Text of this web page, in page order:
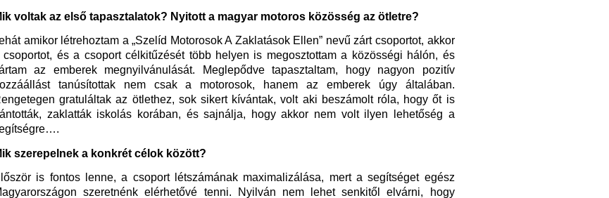
voltak az első tapasztalatok? Nyitott a magyar motoros közösség az ötletre?
amikor létrehoztam a „Szelíd Motorosok A Zaklatások Ellen” nevű zárt csoportot, akkor
csoportot, és a csoport célkitűzését több helyen is megosztottam a közösségi hálón, és
az emberek megnyilvánulását. Meglepődve tapasztaltam, hogy nagyon pozitív
tanúsítottak nem csak a motorosok, hanem az emberek úgy általában.
gratuláltak az ötlethez, sok sikert kívántak, volt aki beszámolt róla, hogy őt is
zaklatták iskolás korában, és sajnálja, hogy akkor nem volt ilyen lehetőség a
szerepelnek a konkrét célok között?
is fontos lenne, a csoport létszámának maximalizálása, mert a segítséget egész
szeretnénk elérhetővé tenni. Nyilván nem lehet senkitől elvárni, hogy